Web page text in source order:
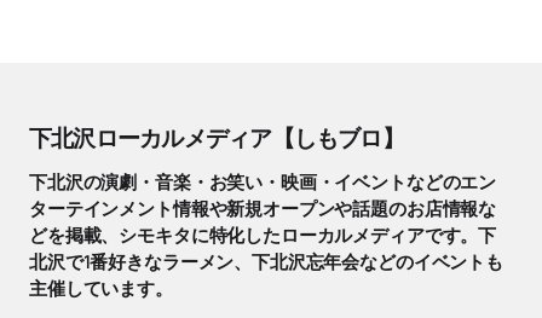
下北沢ローカルメディア【しもブロ】
下北沢の演劇・音楽・お笑い・映画・イベントなどのエン
ターテインメント情報や新規オープンや話題のお店情報な
どを掲載、シモキタに特化したローカルメディアです。下
北沢で1番好きなラーメン、下北沢忘年会などのイベントも
主催しています。